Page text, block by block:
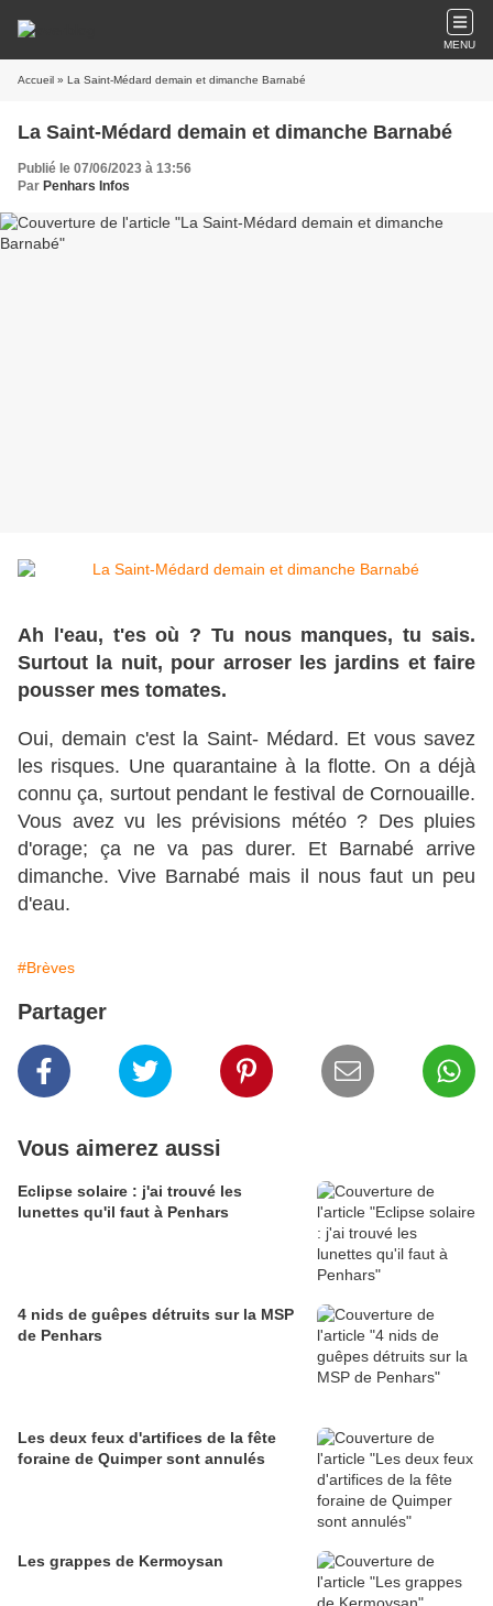
MENU
Accueil » La Saint-Médard demain et dimanche Barnabé
La Saint-Médard demain et dimanche Barnabé
Publié le 07/06/2023 à 13:56
Par Penhars Infos
Ah l'eau, t'es où ? Tu nous manques, tu sais.
Surtout la nuit, pour arroser les jardins et faire
pousser mes tomates.
Oui, demain c'est la Saint- Médard. Et vous savez
les risques. Une quarantaine à la flotte. On a déjà
connu ça, surtout pendant le festival de Cornouaille.
Vous avez vu les prévisions météo ? Des pluies
d'orage; ça ne va pas durer. Et Barnabé arrive
dimanche. Vive Barnabé mais il nous faut un peu
d'eau.
#Brèves
Partager
Vous aimerez aussi
Eclipse solaire : j'ai trouvé les
lunettes qu'il faut à Penhars
4 nids de guêpes détruits sur la MSP
de Penhars
Les deux feux d'artifices de la fête
foraine de Quimper sont annulés
Les grappes de Kermoysan